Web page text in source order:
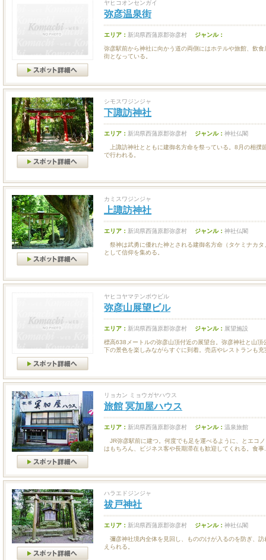
ヤヒコオンセンガイ
弥彦温泉街
エリア： 新潟県西蒲原郡弥彦村 ジャンル：
弥彦駅前から神社に向かう道の両側にはホテルや旅館、飲
街となっている。
シモスワジンジャ
下諏訪神社
エリア： 新潟県西蒲原郡弥彦村 ジャンル： 神社仏閣
上諏訪神社とともに建御名方命を祭っている。8月の相撲
で行われる。
カミスワジンジャ
上諏訪神社
エリア： 新潟県西蒲原郡弥彦村 ジャンル： 神社仏閣
祭神は武勇に優れた神とされる建御名方命（タケミナカ
として信仰を集める。
ヤヒコヤマテンボウビル
弥彦山展望ビル
エリア： 新潟県西蒲原郡弥彦村 ジャンル： 展望施設
標高638メートルの弥彦山頂付近の展望台。弥彦神社と山
下の景色を楽しみながらすぐに到着。売店やレストランも充
リョカン ミョウガヤハウス
旅館 冥加屋ハウス
エリア： 新潟県西蒲原郡弥彦村 ジャンル： 温泉旅館
JR弥彦駅前に建つ。何度でも足を運べるように、とエコ
はもちろん、ビジネス客や長期滞在も歓迎してくれる。食事
ハラエドジンジャ
祓戸神社
エリア： 新潟県西蒲原郡弥彦村 ジャンル： 神社仏閣
彌彦神社境内全体を見回し、もののけが入るのを防ぎ、
えられる。